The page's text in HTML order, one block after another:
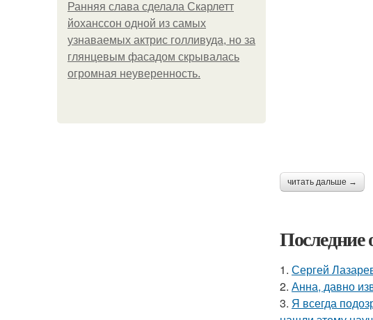
Ранняя слава сделала Скарлетт
йоханссон одной из самых
узнаваемых актрис голливуда, но за
глянцевым фасадом скрывалась
огромная неуверенность.
читать дальше →
Последние
1. Сергей
2. Анна, давно
3. Я всегда